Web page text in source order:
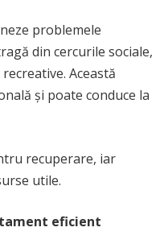
problemele
din cercurile sociale,
Această
și poate conduce la
recuperare, iar
utile.
eficient